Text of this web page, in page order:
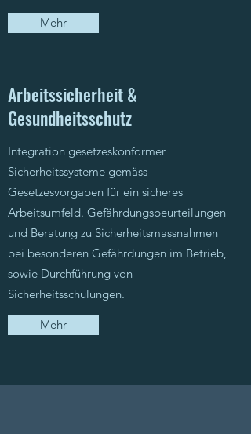
Mehr
Arbeitssicherheit &
Gesundheitsschutz
Integration gesetzeskonformer
Sicherheitssysteme gemäss
Gesetzesvorgaben für ein sicheres
Arbeitsumfeld. Gefährdungsbeurteilungen
und Beratung zu Sicherheitsmassnahmen
bei besonderen Gefährdungen im Betrieb,
sowie Durchführung von
Sicherheitsschulungen.
Mehr